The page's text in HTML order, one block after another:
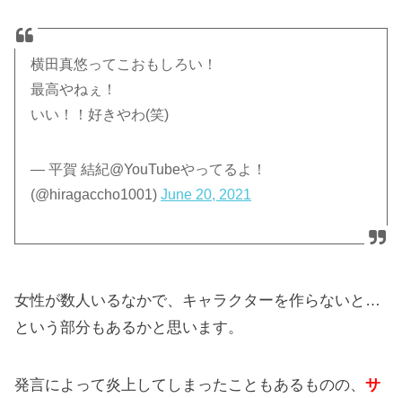
横田真悠ってこおもしろい！
最高やねぇ！
いい！！好きやわ(笑)
— 平賀 結紀@YouTubeやってるよ！
(@hiragaccho1001)June 20, 2021
女性が数人いるなかで、キャラクターを作らないと…
という部分もあるかと思います。
発言によって炎上してしまったこともあるものの、サ